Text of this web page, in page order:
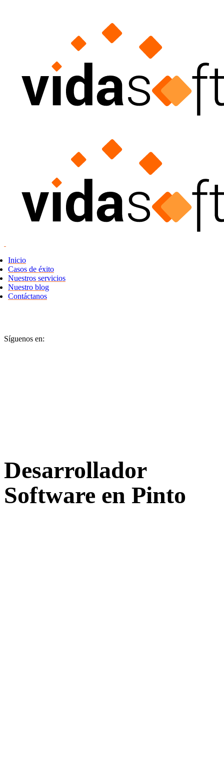
Inicio
Casos de éxito
Nuestros servicios
Nuestro blog
Contáctanos
Síguenos en:
Desarrollador
Software en Pinto